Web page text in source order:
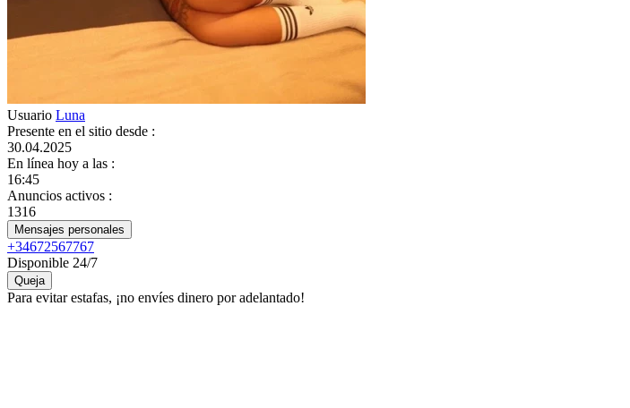
Usuario Luna
Presente en el sitio desde :
30.04.2025
En línea hoy a las :
16:45
Anuncios activos :
1316
Mensajes personales
+34672567767
Disponible 24/7
Queja
Para evitar estafas, ¡no envíes dinero por adelantado!